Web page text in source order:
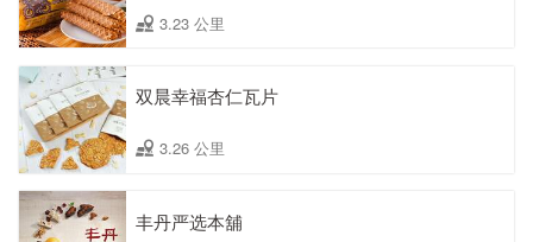
3.23 公里
双晨幸福杏仁瓦片
3.26 公里
丰丹严选本舖